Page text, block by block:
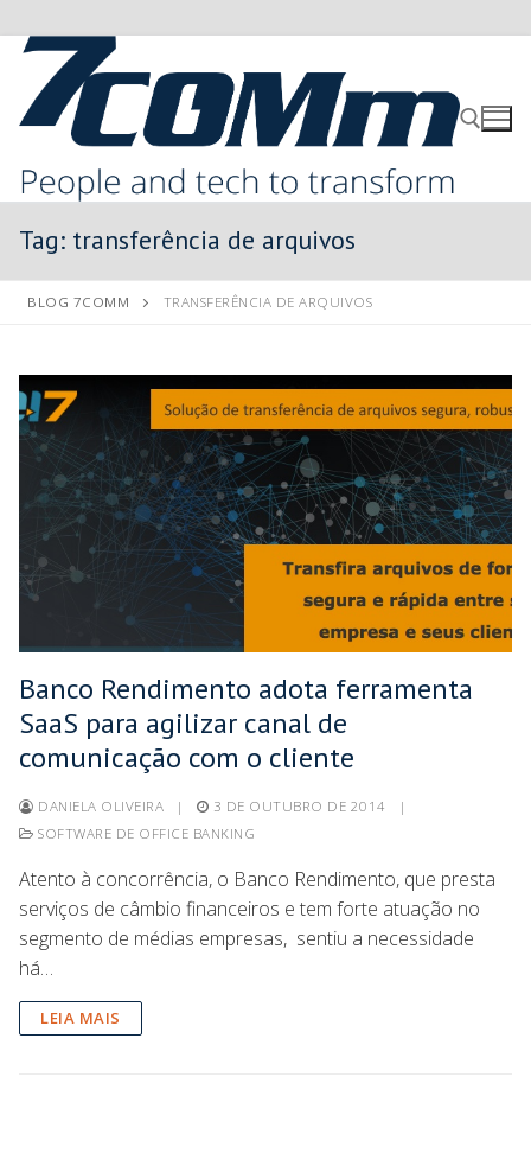
Tag: transferência de arquivos
BLOG 7COMM TRANSFERÊNCIA DE ARQUIVOS
Banco Rendimento adota ferramenta
SaaS para agilizar canal de
comunicação com o cliente
DANIELA OLIVEIRA | 3 DE OUTUBRO DE 2014
|
SOFTWARE DE OFFICE BANKING
Atento à concorrência, o Banco Rendimento, que presta
serviços de câmbio financeiros e tem forte atuação no
segmento de médias empresas, sentiu a necessidade
há…
LEIA MAIS